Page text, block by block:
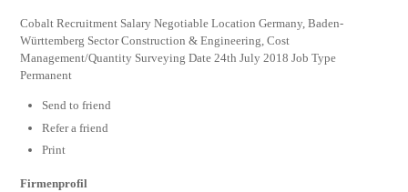
Cobalt Recruitment Salary Negotiable Location Germany, Baden-
Württemberg Sector Construction & Engineering, Cost
Management/Quantity Surveying Date 24th July 2018 Job Type
Permanent
Send to friend
Refer a friend
Print
Firmenprofil